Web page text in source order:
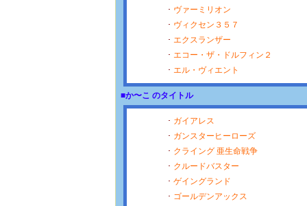
･ ヴァーミリオン
･ ヴィクセン３５７
･ エクスランザー
･ エコー・ザ・ドルフィン２
･ エル・ヴィエント
■か〜こ のタイトル
･ ガイアレス
･ ガンスターヒーローズ
･ クライング 亜生命戦争
･ クルードバスター
･ ゲイングランド
･ ゴールデンアックス